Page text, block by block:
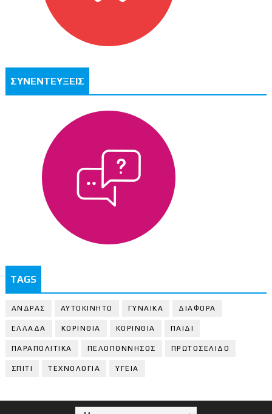
ΣΥΝΕΝΤΕΥΞΕΙΣ
TAGS
ΑΝΔΡΑΣ ΑΥΤΟΚΙΝΗΤΟ ΓΥΝΑΙΚΑ ΔΙΑΦΟΡΑ
ΕΛΛΑΔΑ ΚΟΡΙΝΘΙΑ ΚΟΡΙΝΘΙA ΠΑΙΔΙ
ΠΑΡΑΠΟΛΙΤΙΚΑ ΠΕΛΟΠΟΝΝΗΣΟΣ ΠΡΩΤΟΣΕΛΙΔΟ
ΣΠΙΤΙ ΤΕΧΝΟΛΟΓΙΑ ΥΓΕΙΑ